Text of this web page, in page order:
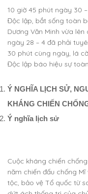
10 giờ 45 phút ngày 30
Độc lập, bắt sống toàn
Dương Văn Minh vừa
ngày 28 – 4 đã phải
30 phút cùng ngày, lá
Độc lập báo hiệu sự
Ý NGHĨA LỊCH SỬ,
KHÁNG CHIẾN
Ý nghĩa lịch sử
Cuộc kháng chiến
năm chiến đấu chống
tộc, bảo vệ Tổ quốc từ